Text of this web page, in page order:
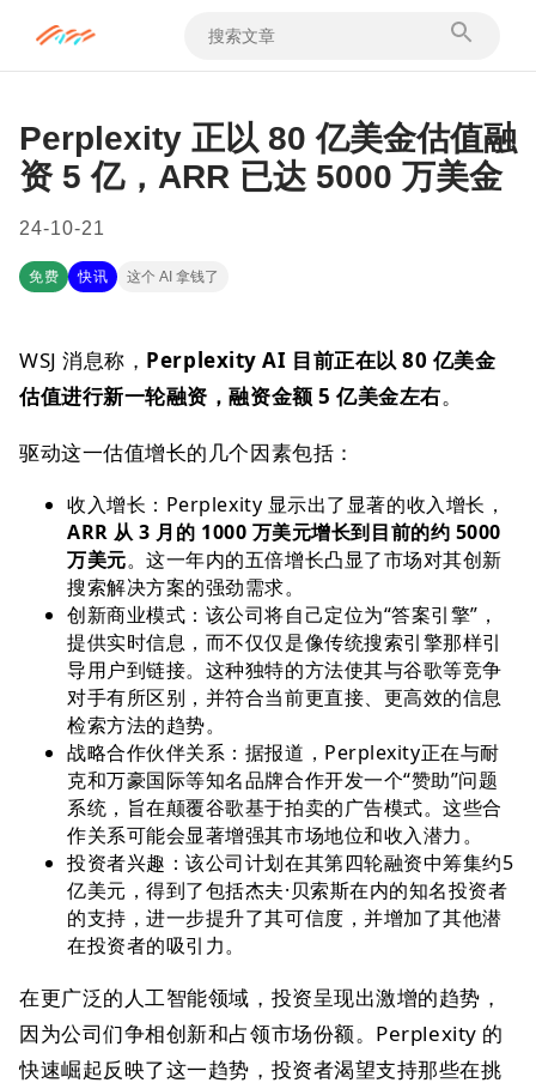
Perplexity 正以 80 亿美金估值融
资 5 亿，ARR 已达 5000 万美金
24-10-21
免费 快讯 这个 AI 拿钱了
WSJ 消息称， Perplexity AI 目前正在以 80 亿美金
估值进行新一轮融资，融资金额 5 亿美金左右。
驱动这一估值增长的几个因素包括：
收入增长：Perplexity 显示出了显著的收入增长，
ARR 从 3 月的 1000 万美元增长到目前的约 5000
万美元。这一年内的五倍增长凸显了市场对其创新
搜索解决方案的强劲需求。
创新商业模式：该公司将自己定位为“答案引擎”，
提供实时信息，而不仅仅是像传统搜索引擎那样引
导用户到链接。这种独特的方法使其与谷歌等竞争
对手有所区别，并符合当前更直接、更高效的信息
检索方法的趋势。
战略合作伙伴关系：据报道，Perplexity正在与耐
克和万豪国际等知名品牌合作开发一个“赞助”问题
系统，旨在颠覆谷歌基于拍卖的广告模式。这些合
作关系可能会显著增强其市场地位和收入潜力。
投资者兴趣：该公司计划在其第四轮融资中筹集约5
亿美元，得到了包括杰夫·贝索斯在内的知名投资者
的支持，进一步提升了其可信度，并增加了其他潜
在投资者的吸引力。
在更广泛的人工智能领域，投资呈现出激增的趋势，
因为公司们争相创新和占领市场份额。Perplexity 的
快速崛起反映了这一趋势，投资者渴望支持那些在挑